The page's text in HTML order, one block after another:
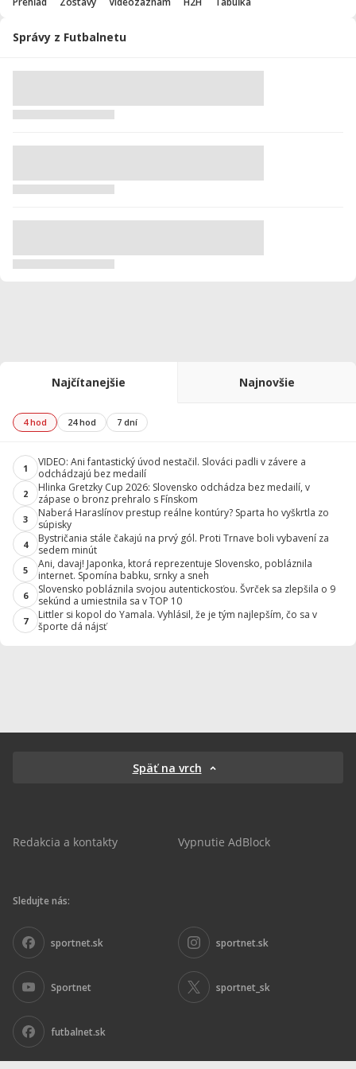
Správy z Futbalnetu
Najčítanejšie Najnovšie
4 hod 24 hod 7 dní
1
VIDEO: Ani fantastický úvod nestačil. Slováci padli v závere a
odchádzajú bez medailí
2
Hlinka Gretzky Cup 2026: Slovensko odchádza bez medailí, v
zápase o bronz prehralo s Fínskom
3
Naberá Haraslínov prestup reálne kontúry? Sparta ho vyškrtla zo
súpisky
4
Bystričania stále čakajú na prvý gól. Proti Trnave boli vybavení za
sedem minút
5
Ani, davaj! Japonka, ktorá reprezentuje Slovensko, pobláznila
internet. Spomína babku, srnky a sneh
6
Slovensko pobláznila svojou autentickosťou. Švrček sa zlepšila o 9
sekúnd a umiestnila sa v TOP 10
7
Littler si kopol do Yamala. Vyhlásil, že je tým najlepším, čo sa v
športe dá nájsť
Späť na vrch
Redakcia a kontakty Vypnutie AdBlock
Sledujte nás:
sportnet.sk sportnet.sk
Sportnet sportnet_sk
futbalnet.sk